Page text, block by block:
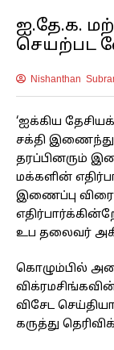
ஐ.தே.க.
செயற்பட
Nishanthan
‘ஐக்கிய
சக்தி
தரப்பினரும்
மக்களின்
இணைப்பு
உப தலைவர்
கொழும்பில்
விசேட
கருத்து